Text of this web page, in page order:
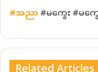
#အညာ#မကွေး #မကွ